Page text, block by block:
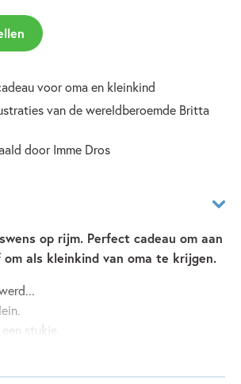
voor oma en kleinkind
van de wereldberoemde Britta
door Imme Dros
op rijm. Perfect cadeau om aan
als kleinkind van oma te krijgen.
stukje.
zijn.